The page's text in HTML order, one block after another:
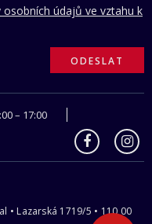
osobních údajů ve vztahu k
– 17:00
• Lazarská 1719/5 • 110 00